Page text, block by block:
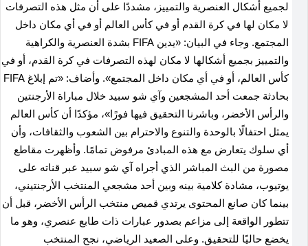
لجميع أشكال العنصرية والتمييز، مشددًا على أن مثل هذه التصرفات
لا مكان لها في كرة القدم أو في كأس العالم أو في أي مكان داخل
المجتمع. وجاء في البيان: «يدين FIFA بشدة العنصرية والكراهية
والتمييز بجميع أشكالها لا مكان لهذه التصرفات في كرة القدم، أو في
كأس العالم، أو في أي مكان داخل المجتمع». وأضاف: «تم إبلاغ FIFA
بحادثة جمعت أحد المشجعين وآي شو سبيد خلال مباراة الأرجنتين
والرأس الأخضر، وباشرنا التحقيق فيها فورًا»، مؤكدًا أن كأس العالم
يمثل احتفالًا بالوحدة والتنوع والاحترام بين الشعوب والثقافات، وأن
أي سلوك يتعارض مع هذه المبادئ مرفوض تمامًا. وأظهرت مقاطع
مصورة من البث المباشر الذي أجراه آي شو سبيد عبر قناته على
يوتيوب، مشادة كلامية بينه وبين أحد مشجعي المنتخب الأرجنتيني،
بينما كان صانع المحتوى يرتدي قميص منتخب الرأس الأخضر، قبل أن
تتطور الواقعة إلى مزاعم بصدور عبارات ذات طابع عنصري، وهو ما
يخضع حاليًا للتحقيق. وعلى الصعيد الرياضي، نجح المنتخب